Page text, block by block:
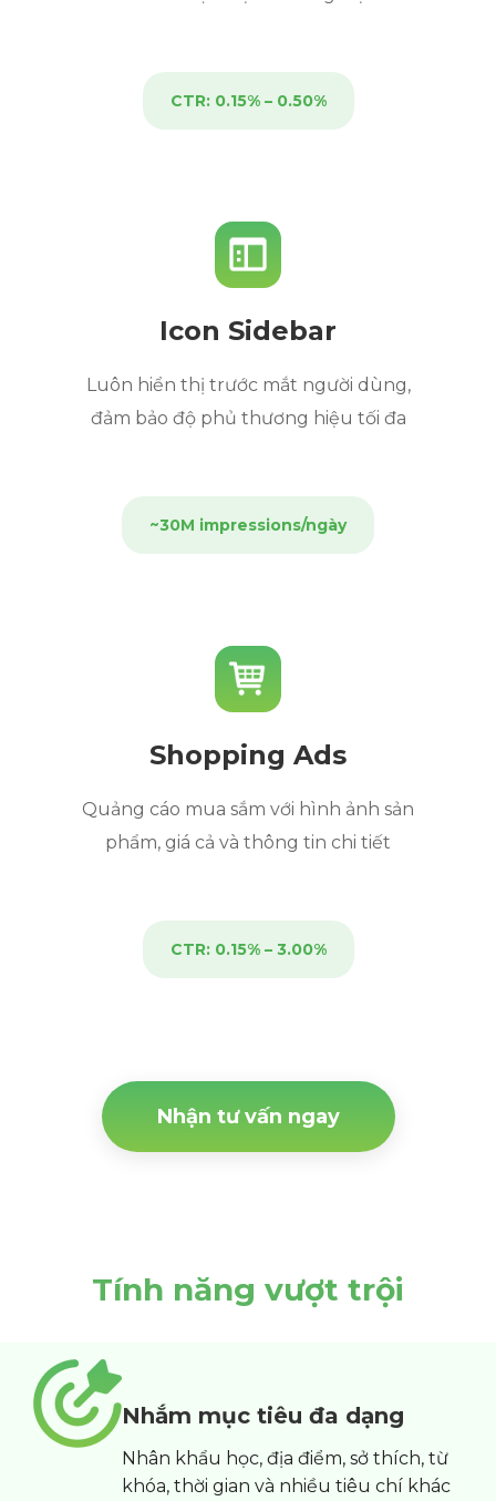
CTR: 0.15% – 0.50%
Icon Sidebar
Luôn hiển thị trước mắt người dùng,
đảm bảo độ phủ thương hiệu tối đa
~30M impressions/ngày
Shopping Ads
Quảng cáo mua sắm với hình ảnh sản
phẩm, giá cả và thông tin chi tiết
CTR: 0.15% – 3.00%
Nhận tư vấn ngay
Tính năng vượt trội
Nhắm mục tiêu đa dạng
Nhân khẩu học, địa điểm, sở thích, từ
khóa, thời gian và nhiều tiêu chí khác